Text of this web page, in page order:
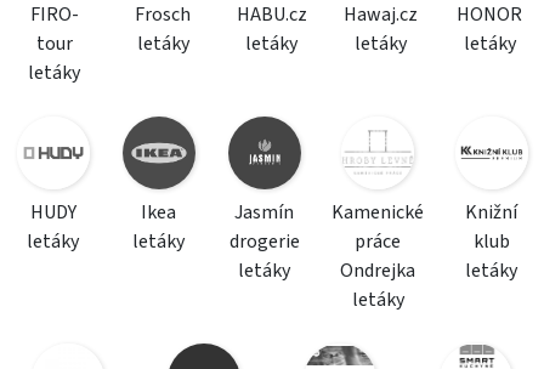
FIRO-
tour
letáky
Frosch
letáky
HABU.cz
letáky
Hawaj.cz
letáky
HONOR
letáky
HUDY
letáky
Ikea
letáky
Jasmín
drogerie
letáky
Kamenické
práce
Ondrejka
letáky
Knižní
klub
letáky